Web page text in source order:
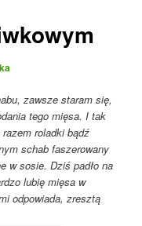
zawsze staram się,
tego mięsa. I tak
roladki bądź
schab faszerowany
w sosie. Dziś padło na
lubię mięsa w
odpowiada, zresztą